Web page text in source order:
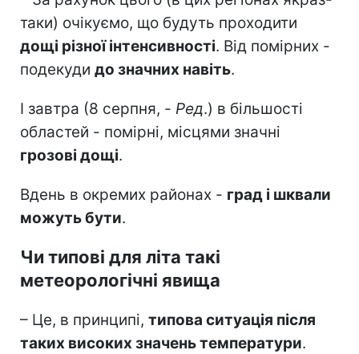
таки) очікуємо, що будуть проходити
дощі різної інтенсивності. Від помірних -
подекуди до значних навіть.
І завтра (8 серпня, - Ред.) в більшості
областей - помірні, місцями значні
грозові дощі.
Вдень в окремих районах - град і шквали
можуть бути.
Чи типові для літа такі
метеорологічні явища
– Це, в принципі, типова ситуація після
таких високих значень температури.